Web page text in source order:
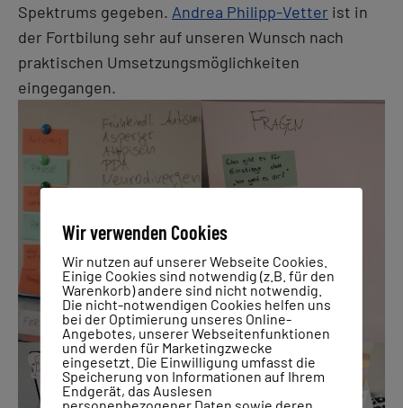
Spektrums gegeben. Andrea Philipp-Vetter ist in
der Fortbilung sehr auf unseren Wunsch nach
praktischen Umsetzungsmöglichkeiten
eingegangen.
Wir verwenden Cookies
Wir nutzen auf unserer Webseite Cookies.
Einige Cookies sind notwendig (z.B. für den
Warenkorb) andere sind nicht notwendig.
Die nicht-notwendigen Cookies helfen uns
bei der Optimierung unseres Online-
Angebotes, unserer Webseitenfunktionen
und werden für Marketingzwecke
eingesetzt. Die Einwilligung umfasst die
Speicherung von Informationen auf Ihrem
Endgerät, das Auslesen
personenbezogener Daten sowie deren